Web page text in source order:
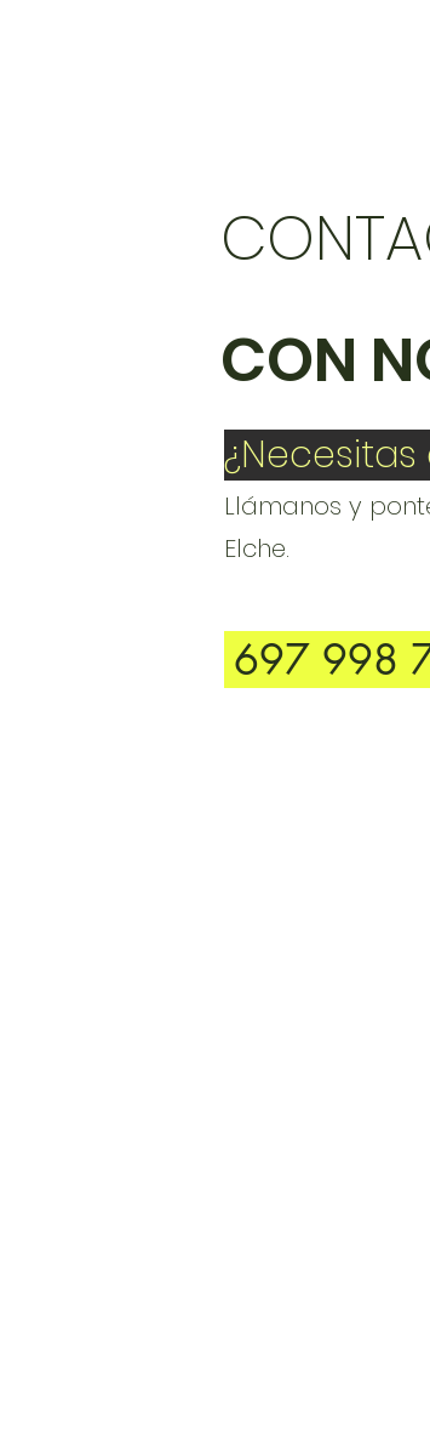
CON
¿Necesitas
Llámanos y
Elche.
697 998